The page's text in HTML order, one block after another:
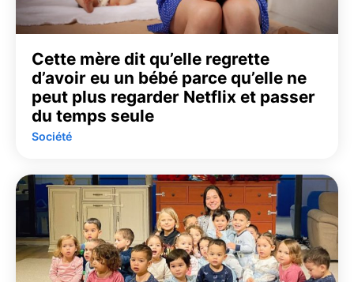
Cette mère dit qu’elle regrette
d’avoir eu un bébé parce qu’elle ne
peut plus regarder Netflix et passer
du temps seule
Société